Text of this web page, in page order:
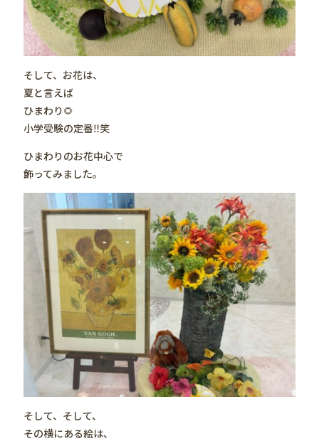
そして、お花は、
夏と言えば
ひまわり🌻
小学受験の定番‼️笑
ひまわりのお花中心で
飾ってみました。
そして、そして、
その横にある絵は、